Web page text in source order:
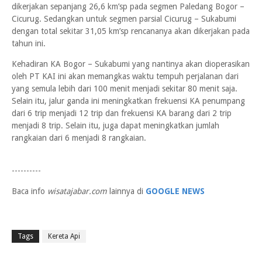
dikerjakan sepanjang 26,6 km’sp pada segmen Paledang Bogor –
Cicurug. Sedangkan untuk segmen parsial Cicurug – Sukabumi
dengan total sekitar 31,05 km’sp rencananya akan dikerjakan pada
tahun ini.
Kehadiran KA Bogor – Sukabumi yang nantinya akan dioperasikan
oleh PT KAI ini akan memangkas waktu tempuh perjalanan dari
yang semula lebih dari 100 menit menjadi sekitar 80 menit saja.
Selain itu, jalur ganda ini meningkatkan frekuensi KA penumpang
dari 6 trip menjadi 12 trip dan frekuensi KA barang dari 2 trip
menjadi 8 trip. Selain itu, juga dapat meningkatkan jumlah
rangkaian dari 6 menjadi 8 rangkaian.
----------
Baca info wisatajabar.com lainnya di GOOGLE NEWS
Tags Kereta Api